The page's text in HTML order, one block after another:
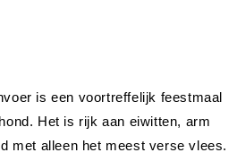
is een voortreffelijk feestmaal
Het is rijk aan eiwitten, arm
met alleen het meest verse vlees.